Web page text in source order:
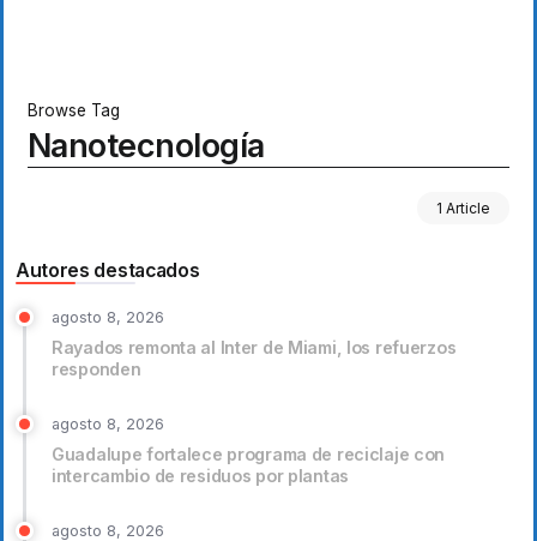
Browse Tag
Nanotecnología
1 Article
Autores destacados
agosto 8, 2026
Rayados remonta al Inter de Miami, los refuerzos
responden
agosto 8, 2026
Guadalupe fortalece programa de reciclaje con
intercambio de residuos por plantas
agosto 8, 2026